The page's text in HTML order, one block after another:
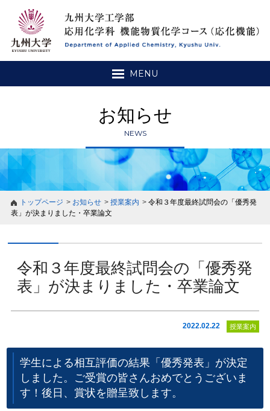
MENU
お知らせ
NEWS
トップページ お知らせ 授業案内
令和３年度最終試問会の「優秀発
表」が決まりました・卒業論文
令和３年度最終試問会の「優秀発
表」が決まりました・卒業論文
2022.02.22 授業案内
学生による相互評価の結果「優秀発表」が決定
しました。ご受賞の皆さんおめでとうございま
す！後日、賞状を贈呈致します。